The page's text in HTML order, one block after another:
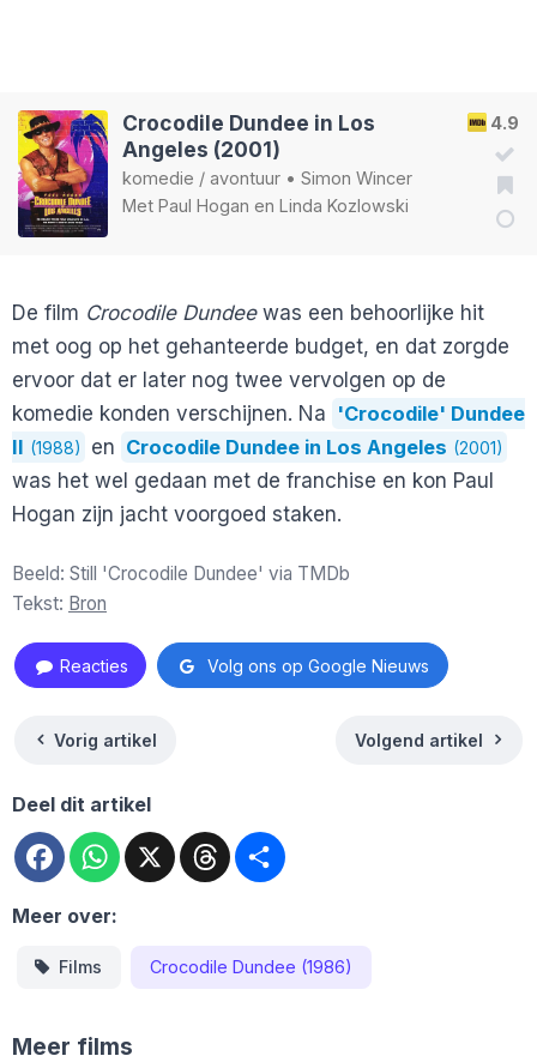
4.9
Crocodile Dundee in Los
Angeles (2001)
komedie / avontuur • Simon Wincer
Met Paul Hogan en Linda Kozlowski
De film Crocodile Dundeewas een behoorlijke hit
met oog op het gehanteerde budget, en dat zorgde
ervoor dat er later nog twee vervolgen op de
komedie konden verschijnen. Na 'Crocodile' Dundee
II (1988) en Crocodile Dundee in Los Angeles (2001)
was het wel gedaan met de franchise en kon Paul
Hogan zijn jacht voorgoed staken.
Beeld: Still 'Crocodile Dundee' via TMDb
Tekst: Bron
Reacties Volg ons op Google Nieuws
Vorig artikel Volgend artikel
Deel dit artikel
FacebookWhatsApp
X Threads
Meer over:
Films Crocodile Dundee (1986)
Meer films